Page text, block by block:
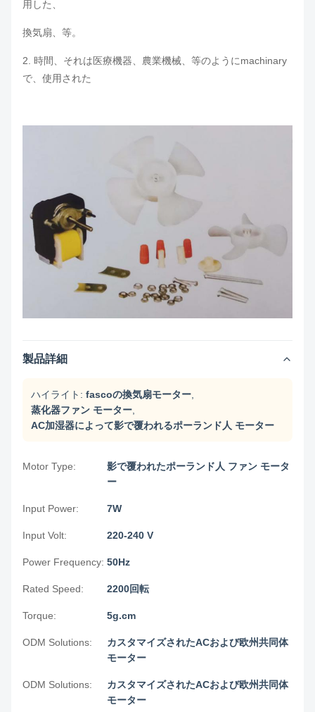
用した、
換気扇、等。
2. 時間、それは医療機器、農業機械、等のようにmachinary
で、使用された
製品詳細
ハイライト: fascoの換気扇モーター
蒸化器ファン モーター
AC加湿器によって影で覆われるポーランド人 モーター
Motor Type:
影で覆われたポーランド人 ファン モータ
ー
Input Power: 7W
Input Volt: 220-240 V
Power Frequency: 50Hz
Rated Speed: 2200回転
Torque: 5g.cm
ODM Solutions:
カスタマイズされたACおよび欧州共同体
モーター
ODM Solutions:
カスタマイズされたACおよび欧州共同体
モーター